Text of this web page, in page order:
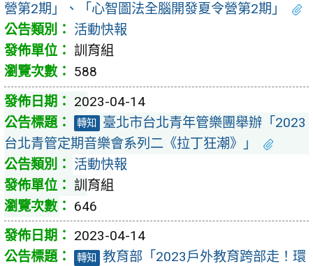
營第2期」、「心智圖法全腦開發夏令營第2期」
活動快報
訓育組
588
2023-04-14
轉知
臺北市台北青年管樂團舉辦「2023
台北青管定期音樂會系列二《拉丁狂潮》」
活動快報
訓育組
646
2023-04-14
轉知
教育部「2023戶外教育跨部走！環